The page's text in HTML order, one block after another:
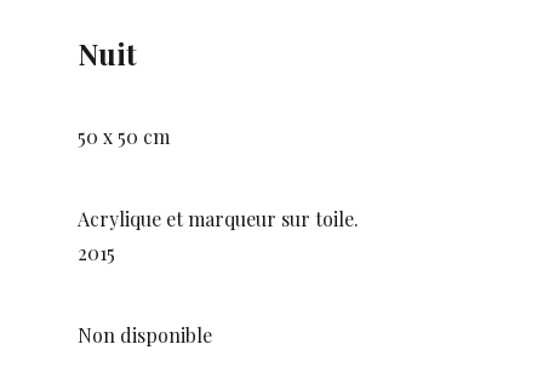
Nuit
50 x 50 cm
Acrylique et marqueur sur toile.
2015
Non disponible